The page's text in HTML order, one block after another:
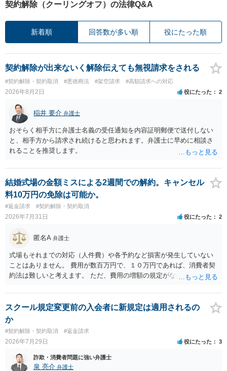
契約解除（クーリングオフ）の法律Q&A
新着順 回答数が多い順 役にたった順
契約解除が出来ないく解除伝えても無視請求をされる
#契約解除・契約取消 #悪徳商法 #架空請求 #高額請求への対応
2026年8月2日 役にたった 2
稲井 要介 弁護士
おそらく相手方に弁護士名義の受任通知を内容証明郵便で送付しない
と、相手方から請求され続けると思われます。弁護士に早めに相談さ
れることを推奨します。
結婚式場の金額ミスによる2週間での解約。キャンセル
料10万円の免除は可能か。
#返金請求 #契約解除・契約取消
2026年7月31日 役にたった 2
匿名A 弁護士
式場もそれまでの対応（人件費）や各予約など損害が発生していない
ことはありません。 費用が数百万円で、１０万円であれば、消費者契
約法は難しいと考えます。 ただ、費用の増額の規定がなかったのに増
ということになり、解約するのは理由がないことになります。
スクール規定変更前の入会者に新規定は適用されるの
か
#契約解除・契約取消 #返金請求
2026年7月29日 役にたった 3
詐欺・消費者問題に強い弁護士
泉 亮介 弁護士